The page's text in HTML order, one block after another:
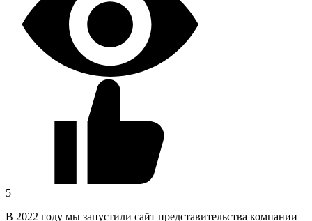
5
В 2022 году мы запустили сайт представительства компании